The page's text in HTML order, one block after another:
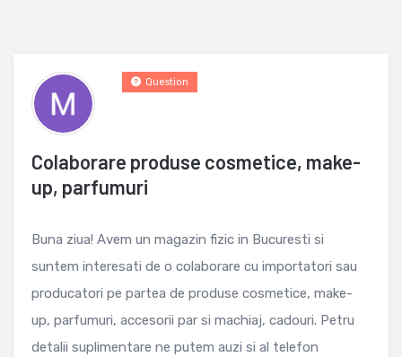
Colaborare produse cosmetice, make-
up, parfumuri
Question
Buna ziua! Avem un magazin fizic in Bucuresti si
suntem interesati de o colaborare cu importatori sau
producatori pe partea de produse cosmetice, make-
up, parfumuri, accesorii par si machiaj, cadouri. Petru
detalii suplimentare ne putem auzi si al telefon